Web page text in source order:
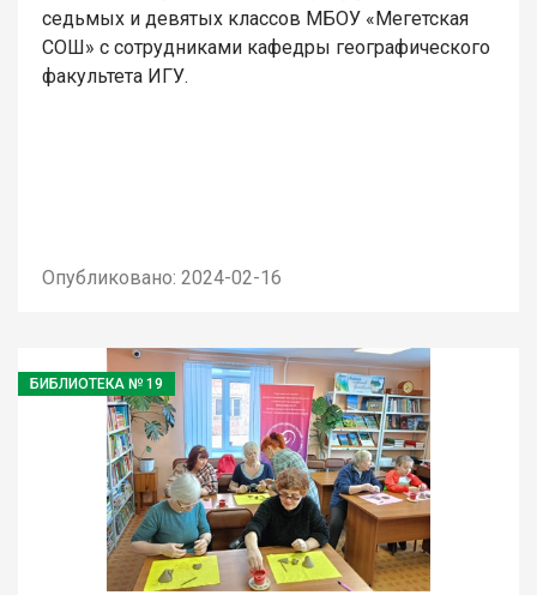
седьмых и девятых классов МБОУ «Мегетская
СОШ» с сотрудниками кафедры географического
факультета ИГУ.
Опубликовано: 2024-02-16
БИБЛИОТЕКА № 19